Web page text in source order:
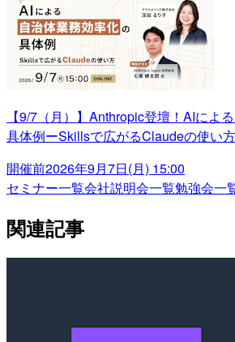
【9/7（月）】Anthropic登壇！AIによ
具体例ーSkillsで広がるClaudeの使い
開催前2026年9月7日(月) 15:00
セミナー一覧会社説明会一覧勉強会一
関連記事